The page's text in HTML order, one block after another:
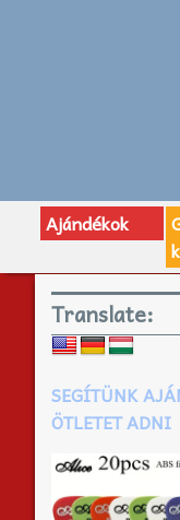
Ajándékok
Translate:
SEGÍTÜNK
ÖTLETET ADNI